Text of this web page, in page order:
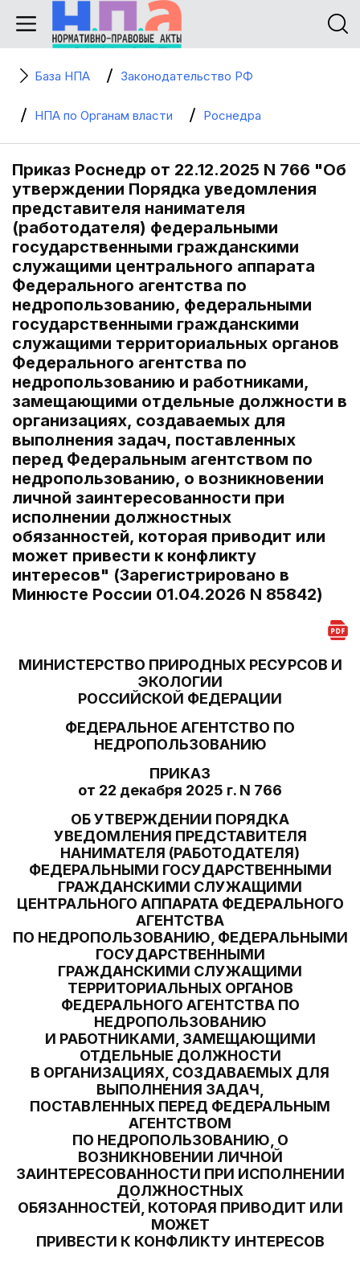
База НПА Законодательство РФ
НПА по Органам власти Роснедра
Приказ Роснедр от 22.12.2025 N 766 "Об
утверждении Порядка уведомления
представителя нанимателя
(работодателя) федеральными
государственными гражданскими
служащими центрального аппарата
Федерального агентства по
недропользованию, федеральными
государственными гражданскими
служащими территориальных органов
Федерального агентства по
недропользованию и работниками,
замещающими отдельные должности в
организациях, создаваемых для
выполнения задач, поставленных
перед Федеральным агентством по
недропользованию, о возникновении
личной заинтересованности при
исполнении должностных
обязанностей, которая приводит или
может привести к конфликту
интересов" (Зарегистрировано в
Минюсте России 01.04.2026 N 85842)
МИНИСТЕРСТВО ПРИРОДНЫХ РЕСУРСОВ И
ЭКОЛОГИИ
РОССИЙСКОЙ ФЕДЕРАЦИИ
ФЕДЕРАЛЬНОЕ АГЕНТСТВО ПО
НЕДРОПОЛЬЗОВАНИЮ
ПРИКАЗ
от 22 декабря 2025 г. N 766
ОБ УТВЕРЖДЕНИИ ПОРЯДКА
УВЕДОМЛЕНИЯ ПРЕДСТАВИТЕЛЯ
НАНИМАТЕЛЯ (РАБОТОДАТЕЛЯ)
ФЕДЕРАЛЬНЫМИ ГОСУДАРСТВЕННЫМИ
ГРАЖДАНСКИМИ СЛУЖАЩИМИ
ЦЕНТРАЛЬНОГО АППАРАТА ФЕДЕРАЛЬНОГО
АГЕНТСТВА
ПО НЕДРОПОЛЬЗОВАНИЮ, ФЕДЕРАЛЬНЫМИ
ГОСУДАРСТВЕННЫМИ
ГРАЖДАНСКИМИ СЛУЖАЩИМИ
ТЕРРИТОРИАЛЬНЫХ ОРГАНОВ
ФЕДЕРАЛЬНОГО АГЕНТСТВА ПО
НЕДРОПОЛЬЗОВАНИЮ
И РАБОТНИКАМИ, ЗАМЕЩАЮЩИМИ
ОТДЕЛЬНЫЕ ДОЛЖНОСТИ
В ОРГАНИЗАЦИЯХ, СОЗДАВАЕМЫХ ДЛЯ
ВЫПОЛНЕНИЯ ЗАДАЧ,
ПОСТАВЛЕННЫХ ПЕРЕД ФЕДЕРАЛЬНЫМ
АГЕНТСТВОМ
ПО НЕДРОПОЛЬЗОВАНИЮ, О
ВОЗНИКНОВЕНИИ ЛИЧНОЙ
ЗАИНТЕРЕСОВАННОСТИ ПРИ ИСПОЛНЕНИИ
ДОЛЖНОСТНЫХ
ОБЯЗАННОСТЕЙ, КОТОРАЯ ПРИВОДИТ ИЛИ
МОЖЕТ
ПРИВЕСТИ К КОНФЛИКТУ ИНТЕРЕСОВ